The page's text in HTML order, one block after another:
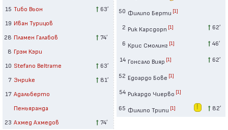
15 Тибо Вьон
63′
19 Иван Турицов
28 Пламен Галабов
74′
8 Грэм Кэри
10 Stefano Beltrame
63′
7 Энрике
81′
17 Адальберто
Пеньяранда
23 Ахмед Ахмедов 74′
50 Филипо Берти [1]
2 Рик Карсдорп [1] 62′
6 Крис Смолинг [1] 46′
14 Гонсало Вияр [1] 62′
52 Едоардо Бове [1]
54 Рикардо Чиерво [1]
65 Филипо Трипи [1] 82′